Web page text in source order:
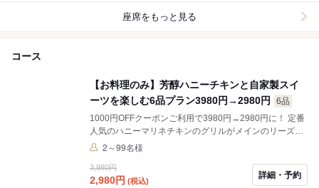
座席をもっと見る
コース
【お料理のみ】芳醇ハニーチキンと自家製スイ
ーツを楽しむ6品プラン3980円→2980円
6品
1000円OFFクーポンご利用で3980円→2980円に！ 定番
人気のハニーマリネチキンのグリルがメインのリーズナ
ブル6品コース♪デートや女子会などに最適◎ ※こちらは
文をお願いいたします。
2～99名様
3,980円
2,980円 (税込)
詳細・予約